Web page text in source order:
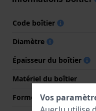
Code boîtier
Diamètre
Épaisseur du boîtier
Matériel du boîtier
Forme du boîtier
Vos